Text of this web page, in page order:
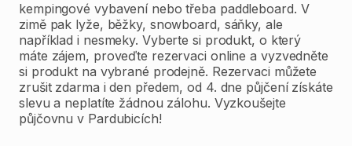
kempingové vybavení nebo třeba paddleboard. V
zimě pak lyže, běžky, snowboard, sáňky, ale
například i nesmeky. Vyberte si produkt, o který
máte zájem, proveďte rezervaci online a vyzvedněte
si produkt na vybrané prodejně. Rezervaci můžete
zrušit zdarma i den předem, od 4. dne půjčení získáte
slevu a neplatíte žádnou zálohu. Vyzkoušejte
půjčovnu v Pardubicích!